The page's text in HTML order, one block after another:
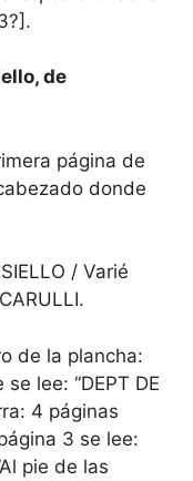
de
página de
donde
/ Varié
de la plancha:
lee: “DEPT DE
4 páginas
3 se lee:
pie de las